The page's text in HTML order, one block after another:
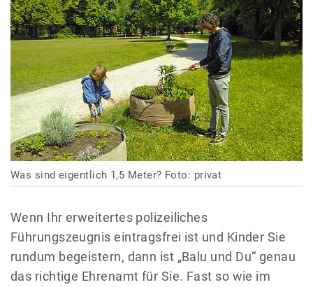
Was sind eigentlich 1,5 Meter? Foto: privat
Wenn Ihr erweitertes polizeiliches
Führungszeugnis eintragsfrei ist und Kinder Sie
rundum begeistern, dann ist „Balu und Du“ genau
das richtige Ehrenamt für Sie. Fast so wie im